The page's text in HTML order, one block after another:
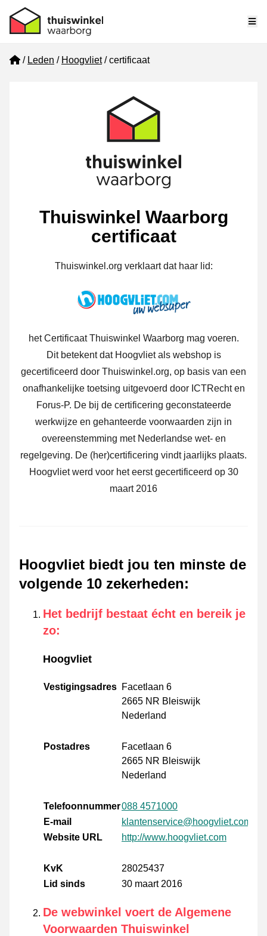
Home
Leden Hoogvliet certificaat
Thuiswinkel Waarborg
certificaat
Thuiswinkel.org verklaart dat haar lid:
het Certificaat Thuiswinkel Waarborg mag voeren.
Dit betekent dat Hoogvliet als webshop is
gecertificeerd door Thuiswinkel.org, op basis van een
onafhankelijke toetsing uitgevoerd door ICTRecht en
Forus-P. De bij de certificering geconstateerde
werkwijze en gehanteerde voorwaarden zijn in
overeenstemming met Nederlandse wet- en
regelgeving. De (her)certificering vindt jaarlijks plaats.
Hoogvliet werd voor het eerst gecertificeerd op 30
maart 2016
Hoogvliet biedt jou ten minste de
volgende 10 zekerheden:
Het bedrijf bestaat écht en bereik je
zo:
Hoogvliet
Vestigingsadres Facetlaan 6
2665 NR Bleiswijk
Nederland
Postadres
Facetlaan 6
2665 NR Bleiswijk
Nederland
Telefoonnummer088 4571000
E-mail
klantenservice@hoogvliet.com
Website URL
http://www.hoogvliet.com
KvK
28025437
Lid sinds
30 maart 2016
De webwinkel voert de Algemene
Voorwaarden Thuiswinkel